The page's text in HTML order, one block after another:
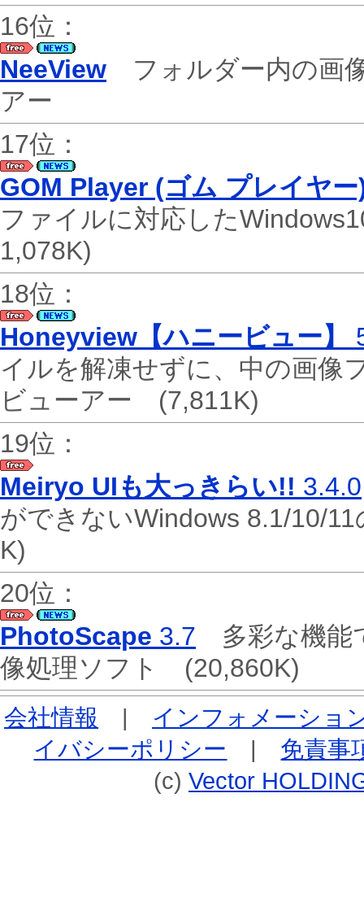
16位：
NeeView フォルダー内の画
アー
17位：
GOM Player (ゴム プレイヤー
ファイルに対応した
1,078K)
18位：
Honeyview【ハニービュー】
イルを解凍せずに、中の画像
ビューアー (7,811K)
19位：
Meiryo UIも大っきらい!! 3.4.0
ができないWindows 8.1/10/
K)
20位：
PhotoScape 3.7 多彩な機能
像処理ソフト (20,860K)
会社情報 | インフォメーショ
イバシーポリシー | 免責事
(c) Vector